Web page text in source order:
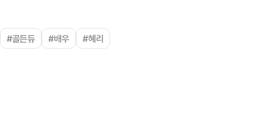
#골든듀 #배우 #혜리